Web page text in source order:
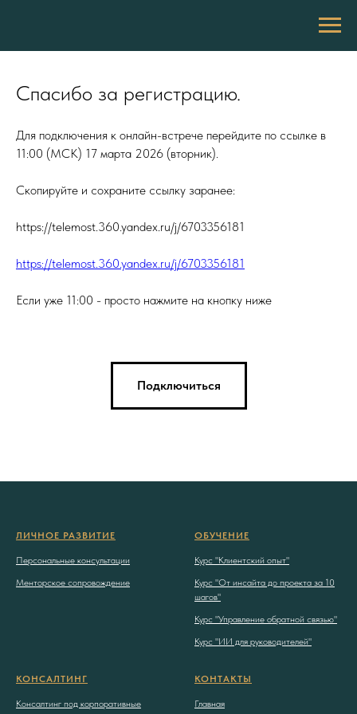
Спасибо за регистрацию.
Для подключения к онлайн-встрече перейдите по ссылке в
11:00 (МСК) 17 марта 2026 (вторник).
Скопируйте и сохраните ссылку заранее:
https://telemost.360.yandex.ru/j/6703356181
https://telemost.360.yandex.ru/j/6703356181
Если уже 11:00 - просто нажмите на кнопку ниже
Подключиться
ЛИЧНОЕ РАЗВИТИЕ
Персональные консультации
Менторское сопровождение
ОБУЧЕНИЕ
Курс "Клиентский опыт"
Курс "От инсайта до проекта за 10
шагов"
Курс "Управление обратной связью"
Курс "ИИ для руководителей"
КОНСАЛТИНГ
Консалтинг под корпоративные
КОНТАКТЫ
Главная